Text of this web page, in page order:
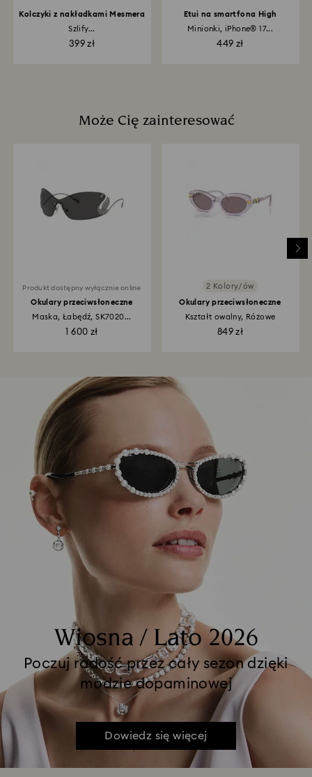
Kolczyki z nakładkami Mesmera
Szlify...
399 zł
Etui na smartfona High
Minionki, iPhone® 17...
449 zł
Może Cię zainteresować
Produkt dostępny wyłącznie online
Okulary przeciwsłoneczne
Maska, Łabędź, SK7020...
1 600 zł
2 Kolory/ów
Okulary przeciwsłoneczne
Kształt owalny, Różowe
849 zł
Wiosna / Lato 2026
Poczuj radość przez cały sezon dzięki
modzie dopaminowej
Dowiedz się więcej